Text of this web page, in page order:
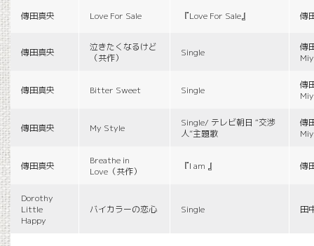
傳田真央 Love For Sale 『Love For Sale』 傳
傳田真央
泣きたくなるけど
（共作）
Single
傳
傳田真央 Bitter Sweet Single
傳
傳田真央 My Style
Single/ テレビ朝日 “交渉
人”主題歌
傳
傳田真央
Breathe in
Love（共作）
『I am 』 傳
Dorothy
Little
Happy
バイカラーの恋心 Single 田